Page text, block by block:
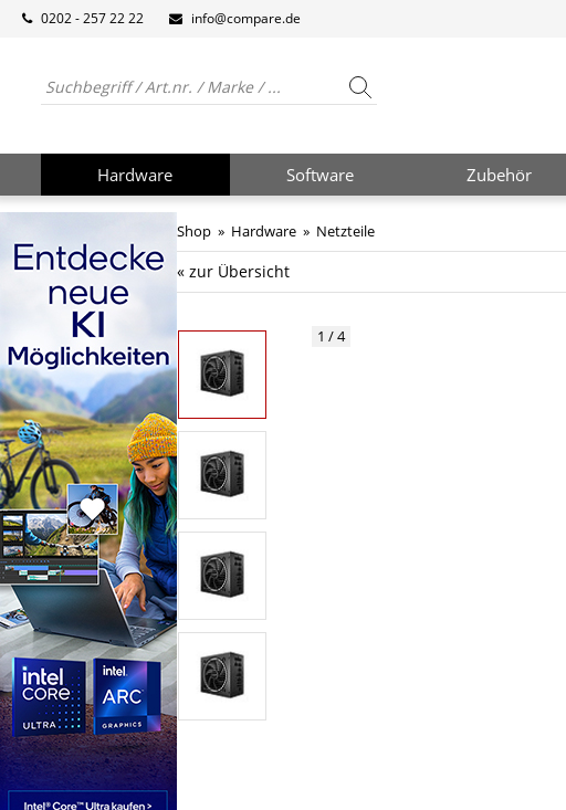
0202 - 257 22 22 info@compare.de
Hardware Software Zubehör
Shop » Hardware » Netzteile
« zur Übersicht
1 / 4